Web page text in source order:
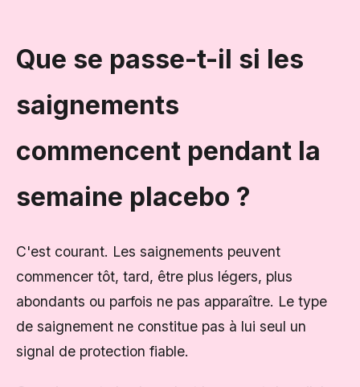
Que se passe-t-il si les
saignements
commencent pendant la
semaine placebo ?
C'est courant. Les saignements peuvent
commencer tôt, tard, être plus légers, plus
abondants ou parfois ne pas apparaître. Le type
de saignement ne constitue pas à lui seul un
signal de protection fiable.